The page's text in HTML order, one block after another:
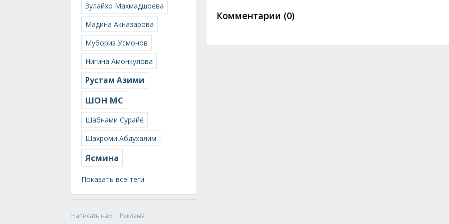
Зулайхо Махмадшоева
Мадина Акназарова
Мубориз Усмонов
Нигина Амонкулова
Рустам Азими
ШОН МС
Шабнами Сурайё
Шахроми Абдухалим
Ясмина
Показать все теги
Написать нам
Реклама
Комментарии (0)